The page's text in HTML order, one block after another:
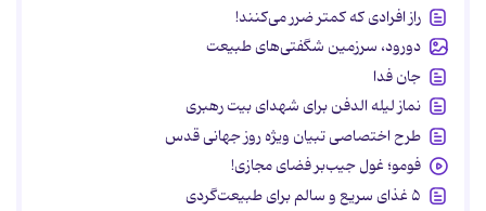
راز افرادی که کمتر ضرر می‌کنند!
دورود، سرزمین شگفتی‌های طبیعت
جان فدا
نماز لیله الدفن برای شهدای بیت رهبری
طرح اختصاصی تبیان ویژه روز جهانی قدس
فومو؛ غول جیب‌بر فضای مجازی!
۵ غذای سریع و سالم برای طبیعت‌گردی